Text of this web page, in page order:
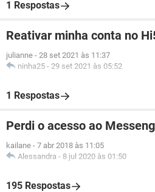
1 Respostas
Reativar minha conta no
julianne - 28 set 2021 às 11:37
ninha25 - 29 set 2021 às 05:52
1 Respostas
Perdi o acesso ao
kailane - 7 abr 2018 às 11:05
Alessandra - 8 jul 2020 às 01:50
195 Respostas